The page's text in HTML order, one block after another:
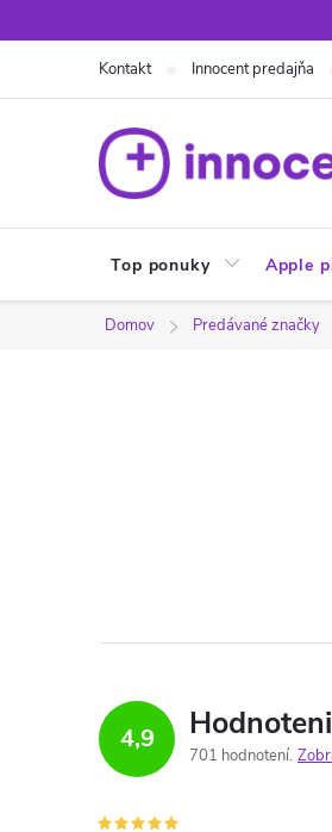
na
Kontakt Innocent predajňa
Top ponuky Apple
Domov Predávané značky
4,9
701 hodnotení